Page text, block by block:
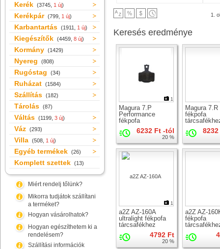
Kerék (3745, 1 új)
Kerékpár (799, 1 új)
Karbantartás (1911, 1 új)
Kiegészítők (4459, 8 új)
Kormány (1429)
Nyereg (808)
Rugóstag (34)
Ruházat (1584)
Szállítás (182)
Tárolás (87)
Váltás (1199, 3 új)
Váz (293)
Villa (508, 1 új)
Egyéb termékek (26)
Komplett szettek (13)
Miért rendelj tőlünk?
Mikorra tudjátok szállítani
a terméket?
Hogyan vásárolhatok?
Hogyan egészíthetem ki a
rendelésem?
Szállítási információk
1.
Keresés eredménye
1
Magura 7.P
Performance
fékpofa
tárcsafékhez
6232 Ft -tól
20 %
Magura 7.R
fékpofa
1
a2Z AZ-160A
ultralight fékpofa
tárcsafékhez
4792 Ft
20 %
a2Z AZ-
fékpofa